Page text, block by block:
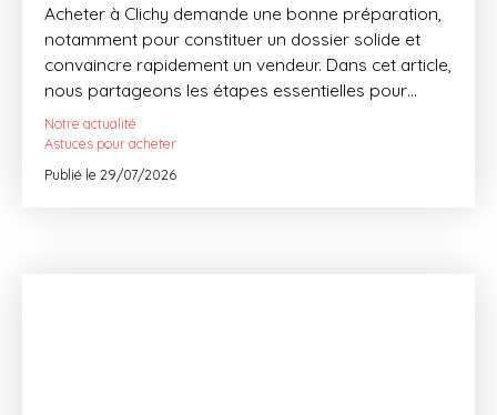
Acheter à Clichy demande une bonne préparation,
notamment pour constituer un dossier solide et
convaincre rapidement un vendeur. Dans cet article,
nous partageons les étapes essentielles pour
mettre toutes les chances de votre côté et
concrétiser votre projet dans les meilleures
conditions. Découvrez les conseils de notre équipe,
Notre actualité
Astuces pour acheter
Publié le 29/07/2026